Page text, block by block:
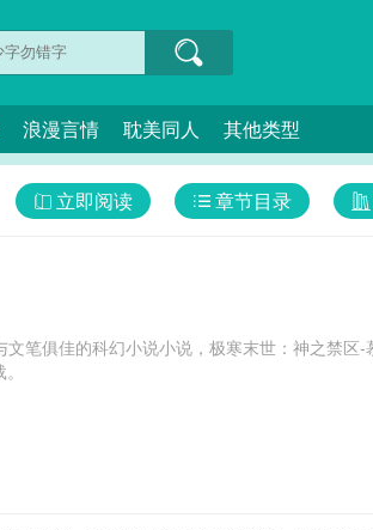
浪漫言情 耽美同人 其他类型
章节目录
立即阅读
笔俱佳的科幻小说小说，极寒末世：神之禁区